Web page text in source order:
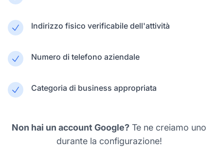
Indirizzo fisico verificabile dell'attività
Numero di telefono aziendale
Categoria di business appropriata
Non hai un account Google? Te ne creiamo uno
durante la configurazione!